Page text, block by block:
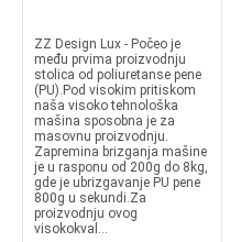
ZZ Design Lux - Počeo je
među prvima proizvodnju
stolica od poliuretanse pene
(PU).Pod visokim pritiskom
naša visoko tehnološka
mašina sposobna je za
masovnu proizvodnju.
Zapremina brizganja mašine
je u rasponu od 200g do 8kg,
gde je ubrizgavanje PU pene
800g u sekundi.Za
proizvodnju ovog
visokokval...